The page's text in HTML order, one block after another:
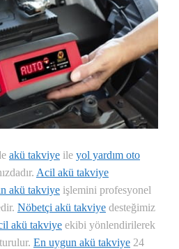
akü takviye ile yol yardım oto
Acil akü takviye
akü takviye işlemini profesyonel
Nöbetçi akü takviye desteğimiz
akü takviye ekibi yönlendirilerek
En uygun akü takviye 24